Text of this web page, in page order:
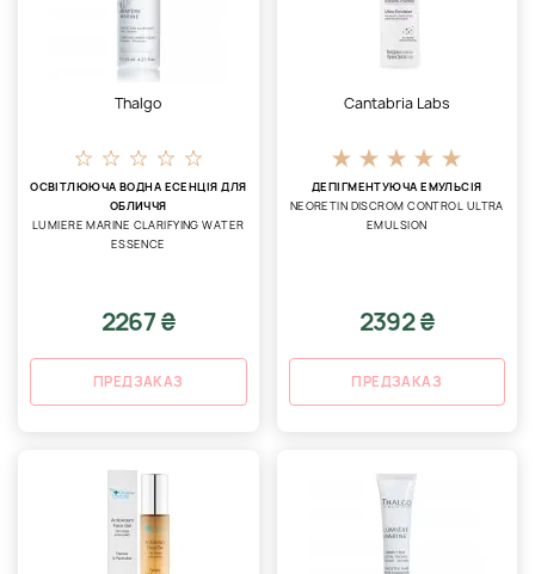
Thalgo
ОСВІТЛЮЮЧА ВОДНА ЕСЕНЦІЯ ДЛЯ
ОБЛИЧЧЯ
LUMIERE MARINE CLARIFYING WATER
ESSENCE
2267 ₴
ПРЕДЗАКАЗ
Cantabria Labs
ДЕПІГМЕНТУЮЧА ЕМУЛЬСІЯ
NEORETIN DISCROM CONTROL ULTRA
EMULSION
2392 ₴
ПРЕДЗАКАЗ